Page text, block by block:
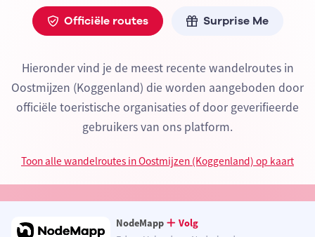
Officiële routes Surprise Me
Hieronder vind je de meest recente wandelroutes in
Oostmijzen (Koggenland) die worden aangeboden door
officiële toeristische organisaties of door geverifieerde
gebruikers van ons platform.
Toon alle wandelroutes in Oostmijzen (Koggenland) op kaart
NodeMapp
Volg